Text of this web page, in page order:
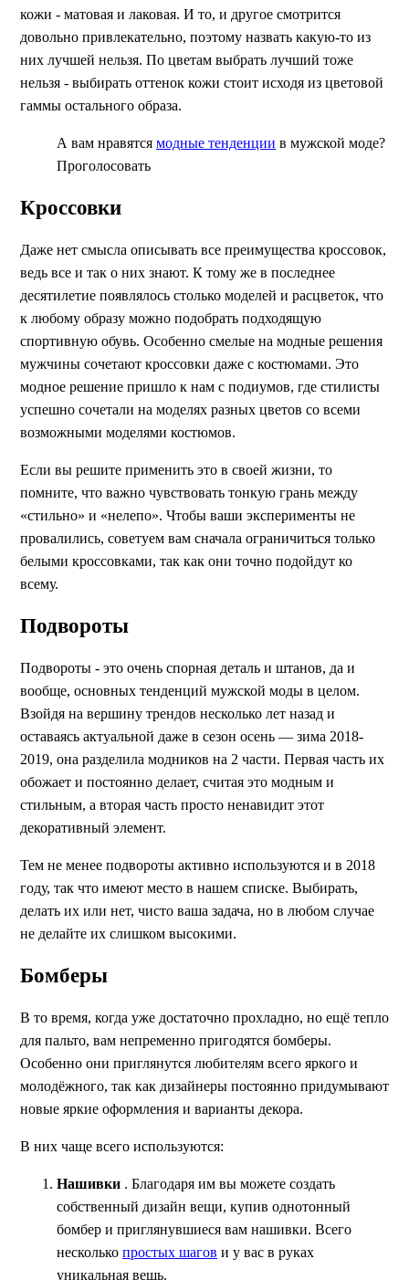
кожи - матовая и лаковая. И то, и другое смотрится
довольно привлекательно, поэтому назвать какую-то из
них лучшей нельзя. По цветам выбрать лучший тоже
нельзя - выбирать оттенок кожи стоит исходя из цветовой
гаммы остального образа.
А вам нравятся модные тенденции в мужской моде?
Проголосовать
Кроссовки
Даже нет смысла описывать все преимущества кроссовок,
ведь все и так о них знают. К тому же в последнее
десятилетие появлялось столько моделей и расцветок, что
к любому образу можно подобрать подходящую
спортивную обувь. Особенно смелые на модные решения
мужчины сочетают кроссовки даже с костюмами. Это
модное решение пришло к нам с подиумов, где стилисты
успешно сочетали на моделях разных цветов со всеми
возможными моделями костюмов.
Если вы решите применить это в своей жизни, то
помните, что важно чувствовать тонкую грань между
«стильно» и «нелепо». Чтобы ваши эксперименты не
провалились, советуем вам сначала ограничиться только
белыми кроссовками, так как они точно подойдут ко
всему.
Подвороты
Подвороты - это очень спорная деталь и штанов, да и
вообще, основных тенденций мужской моды в целом.
Взойдя на вершину трендов несколько лет назад и
оставаясь актуальной даже в сезон осень — зима 2018-
2019, она разделила модников на 2 части. Первая часть их
обожает и постоянно делает, считая это модным и
стильным, а вторая часть просто ненавидит этот
декоративный элемент.
Тем не менее подвороты активно используются и в 2018
году, так что имеют место в нашем списке. Выбирать,
делать их или нет, чисто ваша задача, но в любом случае
не делайте их слишком высокими.
Бомберы
В то время, когда уже достаточно прохладно, но ещё тепло
для пальто, вам непременно пригодятся бомберы.
Особенно они приглянутся любителям всего яркого и
молодёжного, так как дизайнеры постоянно придумывают
новые яркие оформления и варианты декора.
В них чаще всего используются:
Нашивки . Благодаря им вы можете создать
собственный дизайн вещи, купив однотонный
бомбер и приглянувшиеся вам нашивки. Всего
несколько простых шагов и у вас в руках
уникальная вещь.